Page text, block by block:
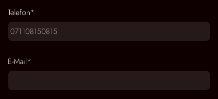
Pflichtfeld
Telefon*
Pflichtfeld
E-Mail*